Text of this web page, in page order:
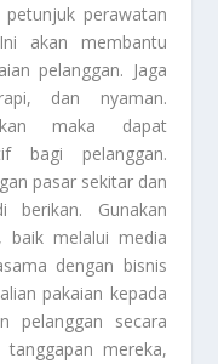
perawatan
akan membantu
pelanggan. Jaga
dan nyaman.
maka dapat
bagi pelanggan.
pasar sekitar dan
berikan. Gunakan
baik melalui media
dengan bisnis
pakaian kepada
pelanggan secara
mereka,